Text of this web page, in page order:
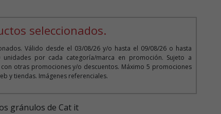
seleccionados.
Válido desde el 03/08/26 y/o hasta el 09/08/26 o hasta
por cada categoría/marca en promoción. Sujeto a
otras promociones y/o descuentos. Máximo 5 promociones
y tiendas. Imágenes referenciales.
gránulos de Cat it